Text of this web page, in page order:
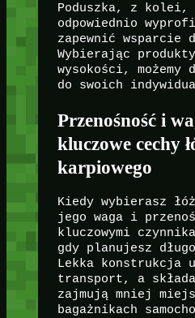
Poduszka, z kolei,
odpowiednio
zapewnić wsparcie
Wybierając
wysokości, możemy
do swoich
Przenośność i
kluczowe cechy
karpiowego
Kiedy wybierasz
jego waga i
kluczowymi
gdy planujesz
Lekka konstrukcja
transport, a
zajmują mniej
bagażnikach